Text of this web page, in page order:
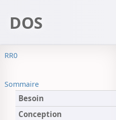
DOS
RR0
Sommaire
Besoin
Conception